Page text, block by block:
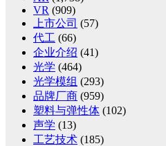
VR (909)
上市公司 (57)
代工 (66)
企业介绍 (41)
光学 (464)
光学模组 (293)
品牌厂商 (959)
塑料与弹性体 (102)
声学 (13)
工艺技术 (185)